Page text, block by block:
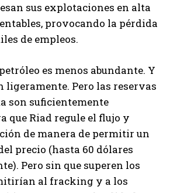
sus explotaciones en alta
provocando la pérdida
de empleos.
es menos abundante. Y
ligeramente. Pero las reservas
son suficientemente
que Riad regule el flujo y
de manera de permitir un
precio (hasta 60 dólares
Pero sin que superen los
al fracking y a los